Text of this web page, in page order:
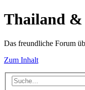
Thailand &
Das freundliche Forum
Zum Inhalt